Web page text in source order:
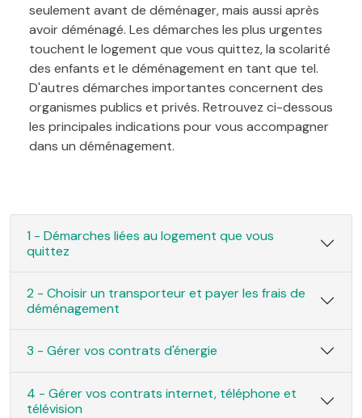
seulement avant de déménager, mais aussi après
avoir déménagé. Les démarches les plus urgentes
touchent le logement que vous quittez, la scolarité
des enfants et le déménagement en tant que tel.
D'autres démarches importantes concernent des
organismes publics et privés. Retrouvez ci-dessous
les principales indications pour vous accompagner
dans un déménagement.
1 - Démarches liées au logement que vous
quittez
2 - Choisir un transporteur et payer les frais de
déménagement
3 - Gérer vos contrats d'énergie
4 - Gérer vos contrats internet, téléphone et
télévision